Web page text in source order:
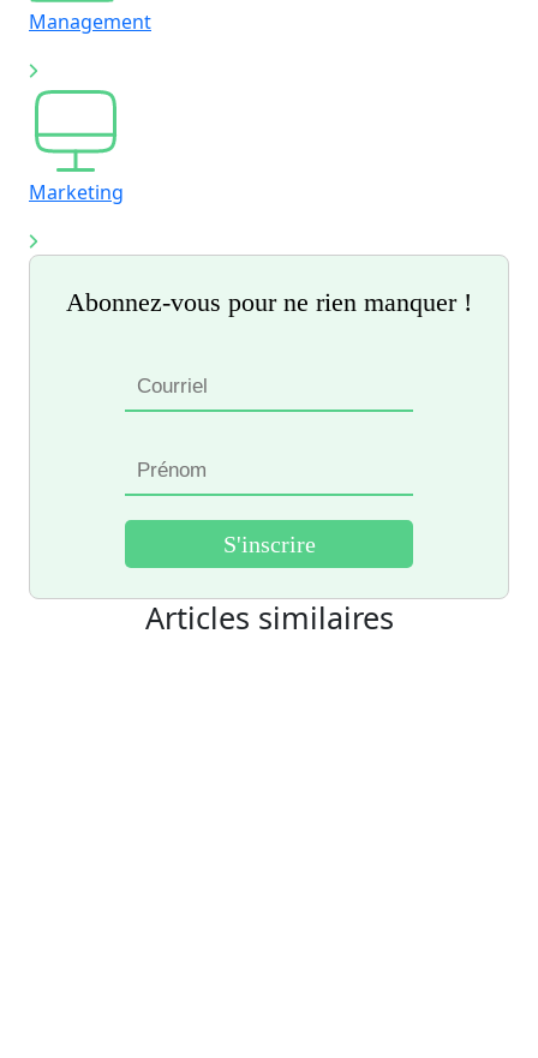
Management
Marketing
Abonnez-vous pour ne rien manquer !
Articles similaires